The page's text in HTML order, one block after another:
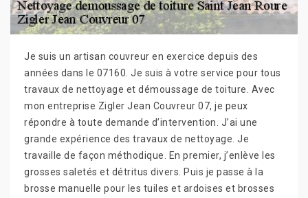
Je suis un artisan couvreur en exercice depuis des
années dans le 07160. Je suis à votre service pour tous
travaux de nettoyage et démoussage de toiture. Avec
mon entreprise Zigler Jean Couvreur 07, je peux
répondre à toute demande d’intervention. J’ai une
grande expérience des travaux de nettoyage. Je
travaille de façon méthodique. En premier, j’enlève les
grosses saletés et détritus divers. Puis je passe à la
brosse manuelle pour les tuiles et ardoises et brosses